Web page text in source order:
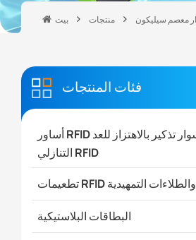
بيت منتجات
فئات المنتجات
أساور RFID وسوار تذكير بالاهتزاز للعد
التنازلي RFID
تطعيمات RFID والطلاءات التمهيدية
البطاقات البلاستيكية